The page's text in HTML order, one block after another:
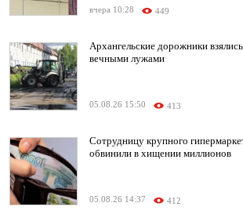
вчера 10:28 449
Архангельские дорожники
вечными лужами
05.08.26 15:50 413
Сотрудницу крупного
обвинили в хищении миллионов
05.08.26 14:37 412